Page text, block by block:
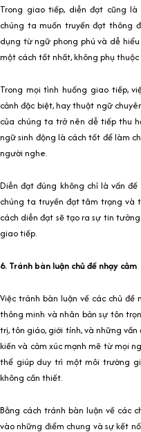
Trong giao tiếp, diễn đạt cũng
chúng ta muốn truyền đạt thông
dụng từ ngữ phong phú và dễ
một cách tốt nhất, không phụ
Trong mọi tình huống giao tiếp,
cảnh đặc biệt, hay thuật ngữ
của chúng ta trở nên dễ tiếp thu
ngữ sinh động là cách tốt để làm
người nghe.
Diễn đạt đúng không chỉ là vấn
chúng ta truyền đạt tâm trạng và
cách diễn đạt sẽ tạo ra sự tin
giao tiếp.
6. Tránh bàn luận chủ đề nhạy cảm
Việc tránh bàn luận về các chủ
thông minh và nhân bản sự tôn
trị, tôn giáo, giới tính, và những
kiến và cảm xúc mạnh mẽ từ mọi
thể giúp duy trì một môi trường
không cần thiết.
Bằng cách tránh bàn luận về các
vào những điểm chung và sự kết